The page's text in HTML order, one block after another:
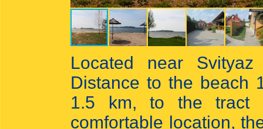
Located near
Distance to the beach
1.5 km, to the tract
comfortable location,